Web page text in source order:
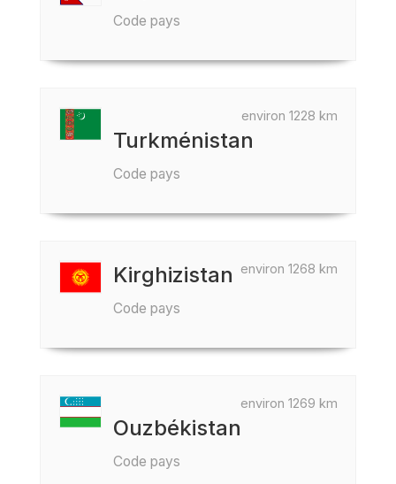
Code pays
environ 1228 km
Turkménistan
Code pays
environ 1268 km
Kirghizistan
Code pays
environ 1269 km
Ouzbékistan
Code pays